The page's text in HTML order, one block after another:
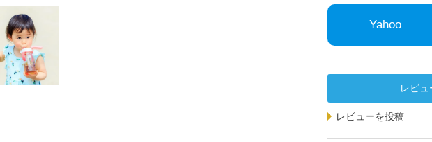
Yahoo
レビ
レビューを投稿